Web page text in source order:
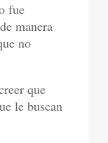
fue
manera
no
que
le buscan